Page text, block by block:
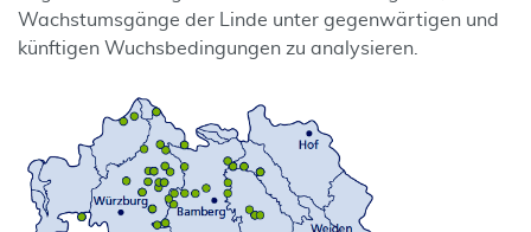
Wachstumsgänge der Linde unter gegenwärtigen und
künftigen Wuchsbedingungen zu analysieren.